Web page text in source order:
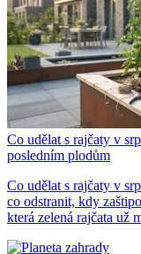
Co udělat s rajčaty v
posledním plodům
Co udělat s rajčaty v
co odstranit, kdy
která zelená rajčata už